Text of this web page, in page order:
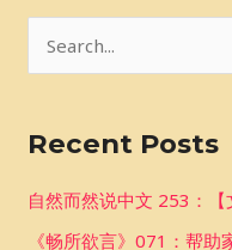
r
c
Recent Posts
自然而然说中文 253：
《畅所欲言》071：帮